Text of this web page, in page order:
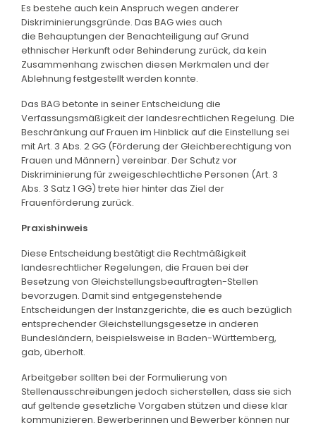
Es bestehe auch kein Anspruch wegen anderer
Diskriminierungsgründe. Das BAG wies auch
die Behauptungen der Benachteiligung auf Grund
ethnischer Herkunft oder Behinderung zurück, da kein
Zusammenhang zwischen diesen Merkmalen und der
Ablehnung festgestellt werden konnte.
Das BAG betonte in seiner Entscheidung die
Verfassungsmäßigkeit der landesrechtlichen Regelung. Die
Beschränkung auf Frauen im Hinblick auf die Einstellung sei
mit Art. 3 Abs. 2 GG (Förderung der Gleichberechtigung von
Frauen und Männern) vereinbar. Der Schutz vor
Diskriminierung für zweigeschlechtliche Personen (Art. 3
Abs. 3 Satz 1 GG) trete hier hinter das Ziel der
Frauenförderung zurück.
Praxishinweis
Diese Entscheidung bestätigt die Rechtmäßigkeit
landesrechtlicher Regelungen, die Frauen bei der
Besetzung von Gleichstellungsbeauftragten-Stellen
bevorzugen. Damit sind entgegenstehende
Entscheidungen der Instanzgerichte, die es auch bezüglich
entsprechender Gleichstellungsgesetze in anderen
Bundesländern, beispielsweise in Baden-Württemberg,
gab, überholt.
Arbeitgeber sollten bei der Formulierung von
Stellenausschreibungen jedoch sicherstellen, dass sie sich
auf geltende gesetzliche Vorgaben stützen und diese klar
kommunizieren. Bewerberinnen und Bewerber können nur